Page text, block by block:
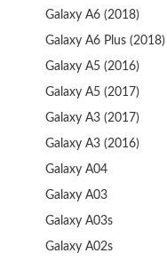
Galaxy A6 (2018)
Galaxy A6 Plus (2018)
Galaxy A5 (2016)
Galaxy A5 (2017)
Galaxy A3 (2017)
Galaxy A3 (2016)
Galaxy A04
Galaxy A03
Galaxy A03s
Galaxy A02s